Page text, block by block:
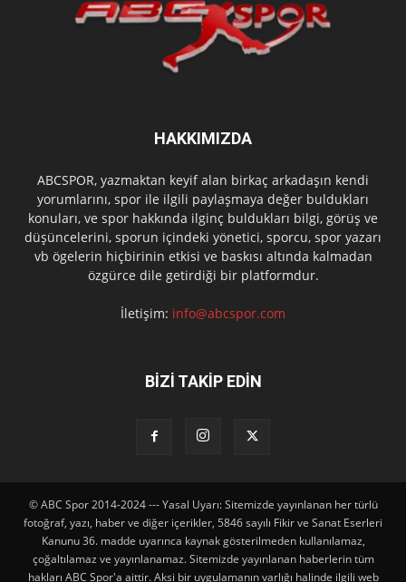
HAKKIMIZDA
ABCSPOR, yazmaktan keyif alan birkaç arkadaşın kendi
yorumlarını, spor ile ilgili paylaşmaya değer buldukları
konuları, ve spor hakkında ilginç buldukları bilgi, görüş ve
düşüncelerini, sporun içindeki yönetici, sporcu, spor yazarı
vb ögelerin hiçbirinin etkisi ve baskısı altında kalmadan
özgürce dile getirdiği bir platformdur.
İletişim: info@abcspor.com
BİZİ TAKİP EDİN
© ABC Spor 2014-2024 --- Yasal Uyarı: Sitemizde yayınlanan her türlü
fotoğraf, yazı, haber ve diğer içerikler, 5846 sayılı Fikir ve Sanat Eserleri
Kanunu 36. madde uyarınca kaynak gösterilmeden kullanılamaz,
çoğaltılamaz ve yayınlanamaz. Sitemizde yayınlanan haberlerin tüm
hakları ABC Spor'a aittir. Aksi bir uygulamanın varlığı halinde ilgili web